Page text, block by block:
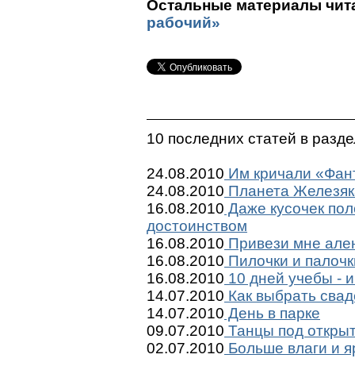
Остальные материалы
рабочий»
10 последних статей в
24.08.2010 Им кричали
24.08.2010 Планета
16.08.2010 Даже кусочек
достоинством
16.08.2010 Привези мне
16.08.2010 Пилочки и
16.08.2010 10 дней учебы -
14.07.2010 Как выбрать
14.07.2010 День в парке
09.07.2010 Танцы под
02.07.2010 Больше влаги и